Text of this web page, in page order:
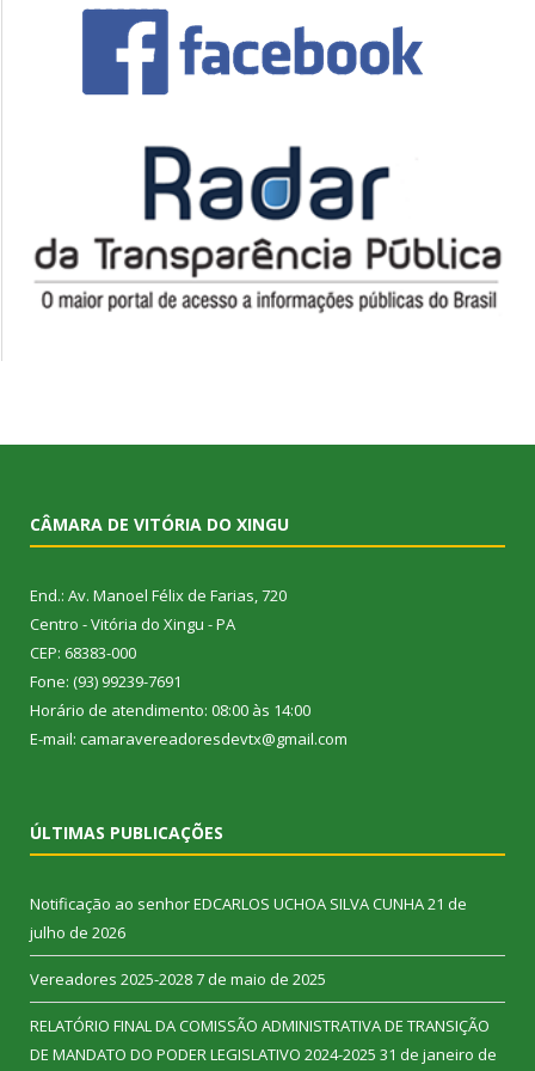
CÂMARA DE VITÓRIA DO XINGU
End.: Av. Manoel Félix de Farias, 720
Centro - Vitória do Xingu - PA
CEP: 68383-000
Fone: (93) 99239-7691
Horário de atendimento: 08:00 às 14:00
E-mail: camaravereadoresdevtx@gmail.com
ÚLTIMAS PUBLICAÇÕES
Notificação ao senhor EDCARLOS UCHOA SILVA CUNHA21 de
julho de 2026
Vereadores 2025-20287 de maio de 2025
RELATÓRIO FINAL DA COMISSÃO ADMINISTRATIVA DE TRANSIÇÃO
DE MANDATO DO PODER LEGISLATIVO 2024-2025 31 de janeiro de